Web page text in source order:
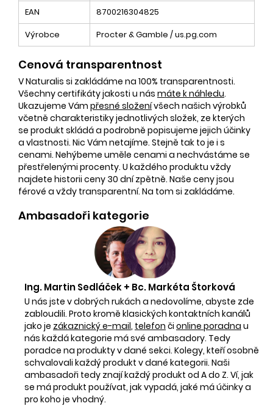
EAN
8700216304825
Výrobce
Procter & Gamble / us.pg.com
Cenová transparentnost
V Naturalis si zakládáme na 100% transparentnosti.
Všechny certifikáty jakosti u nás máte k náhledu.
Ukazujeme Vám přesné složenívšech našich výrobků
včetně charakteristiky jednotlivých složek, ze kterých
se produkt skládá a podrobně popisujeme jejich účinky
a vlastnosti. Nic Vám netajíme. Stejně tak to je i s
cenami. Nehýbeme uměle cenami a nechvástáme se
přestřelenými procenty. U každého produktu vždy
najdete historii ceny 30 dní zpětně. Naše ceny jsou
férové a vždy transparentní. Na tom si zakládáme.
Ambasadoři kategorie
Ing. Martin Sedláček + Bc. Markéta Štorková
U nás jste v dobrých rukách a nedovolíme, abyste zde
zabloudili. Proto kromě klasických kontaktních kanálů
jako je zákaznický e-mail, telefon či online poradna u
nás každá kategorie má své ambasadory. Tedy
poradce na produkty v dané sekci. Kolegy, kteří osobně
schvalovali každý produkt v dané kategorii. Naši
ambasadoři tedy znají každý produkt od A do Z. Ví, jak
se má produkt používat, jak vypadá, jaké má účinky a
pro koho je vhodný.